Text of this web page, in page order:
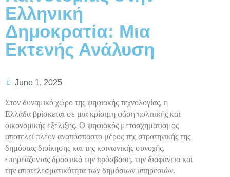
Ελληνική
Δημοκρατία: Μια
Εκτενής Ανάλυση
June 1, 2025
Στον δυναμικό χώρο της ψηφιακής τεχνολογίας, η
Ελλάδα βρίσκεται σε μια κρίσιμη φάση πολιτικής και
οικονομικής εξέλιξης. Ο ψηφιακός μετασχηματισμός
αποτελεί πλέον αναπόσπαστο μέρος της στρατηγικής της
δημόσιας διοίκησης και της κοινωνικής συνοχής,
επηρεάζοντας δραστικά την πρόσβαση, την διαφάνεια και
την αποτελεσματικότητα των δημόσιων υπηρεσιών.